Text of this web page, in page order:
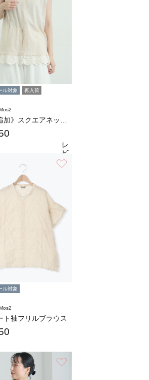
ル対象 再入荷
4.6
レ
ビ
ュ
ー
ル対象
ト袖フリルブラウス